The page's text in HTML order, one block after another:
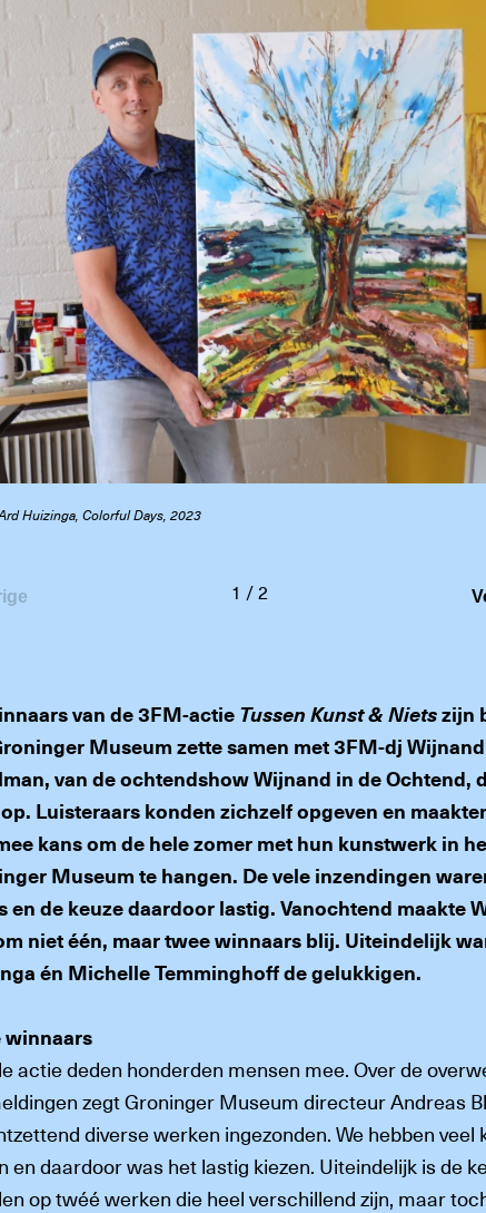
Huizinga, Colorful Days, 2023
1 / 2
van de 3FM-actie Tussen Kunst & Nietszijn
Museum zette samen met 3FM-dj Wijnand
van de ochtendshow Wijnand in de Ochtend,
Luisteraars konden zichzelf opgeven en
kans om de hele zomer met hun kunstwerk in
Museum te hangen. De vele inzendingen
en de keuze daardoor lastig. Vanochtend maakte
niet één, maar twee winnaars blij. Uiteindelijk
én Michelle Temminghoff de gelukkigen.
winnaars
actie deden honderden mensen mee. Over de
zegt Groninger Museum directeur Andreas
diverse werken ingezonden. We hebben veel
en daardoor was het lastig kiezen. Uiteindelijk is de
op twéé werken die heel verschillend zijn, maar